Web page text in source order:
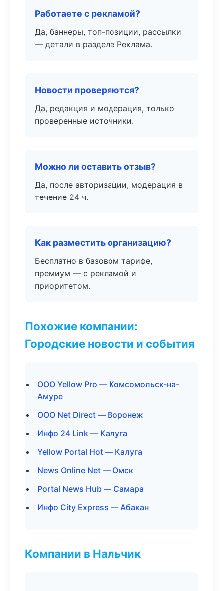
Работаете с рекламой?
Да, баннеры, топ-позиции, рассылки
— детали в разделе Реклама.
Новости проверяются?
Да, редакция и модерация, только
проверенные источники.
Можно ли оставить отзыв?
Да, после авторизации, модерация в
течение 24 ч.
Как разместить организацию?
Бесплатно в базовом тарифе,
премиум — с рекламой и
приоритетом.
Похожие компании:
Городские новости и события
ООО Yellow Pro — Комсомольск-на-
Амуре
ООО Net Direct — Воронеж
Инфо 24 Link — Калуга
Yellow Portal Hot — Калуга
News Online Net — Омск
Portal News Hub — Самара
Инфо City Express — Абакан
Компании в Нальчик